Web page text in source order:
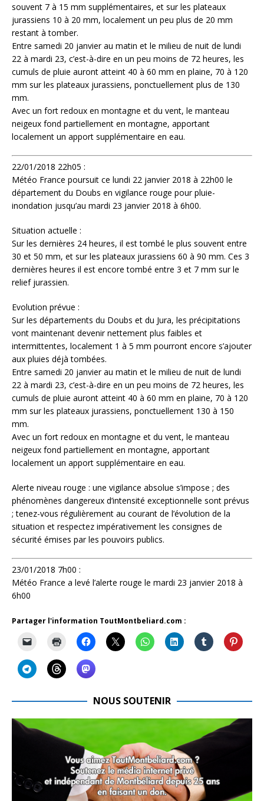
souvent 7 à 15 mm supplémentaires, et sur les plateaux
jurassiens 10 à 20 mm, localement un peu plus de 20 mm
restant à tomber.
Entre samedi 20 janvier au matin et le milieu de nuit de lundi
22 à mardi 23, c’est-à-dire en un peu moins de 72 heures, les
cumuls de pluie auront atteint 40 à 60 mm en plaine, 70 à 120
mm sur les plateaux jurassiens, ponctuellement plus de 130
mm.
Avec un fort redoux en montagne et du vent, le manteau
neigeux fond partiellement en montagne, apportant
localement un apport supplémentaire en eau.
22/01/2018 22h05 :
Météo France poursuit ce lundi 22 janvier 2018 à 22h00 le
département du Doubs en vigilance rouge pour pluie-
inondation jusqu’au mardi 23 janvier 2018 à 6h00.
Situation actuelle :
Sur les dernières 24 heures, il est tombé le plus souvent entre
30 et 50 mm, et sur les plateaux jurassiens 60 à 90 mm. Ces 3
dernières heures il est encore tombé entre 3 et 7 mm sur le
relief jurassien.
Evolution prévue :
Sur les départements du Doubs et du Jura, les précipitations
vont maintenant devenir nettement plus faibles et
intermittentes, localement 1 à 5 mm pourront encore s’ajouter
aux pluies déjà tombées.
Entre samedi 20 janvier au matin et le milieu de nuit de lundi
22 à mardi 23, c’est-à-dire en un peu moins de 72 heures, les
cumuls de pluie auront atteint 40 à 60 mm en plaine, 70 à 120
mm sur les plateaux jurassiens, ponctuellement 130 à 150
mm.
Avec un fort redoux en montagne et du vent, le manteau
neigeux fond partiellement en montagne, apportant
localement un apport supplémentaire en eau.
Alerte niveau rouge : une vigilance absolue s’impose ; des
phénomènes dangereux d’intensité exceptionnelle sont prévus
; tenez-vous régulièrement au courant de l’évolution de la
situation et respectez impérativement les consignes de
sécurité émises par les pouvoirs publics.
23/01/2018 7h00 :
Météo France a levé l’alerte rouge le mardi 23 janvier 2018 à
6h00
Partager l'information ToutMontbeliard.com :
NOUS SOUTENIR